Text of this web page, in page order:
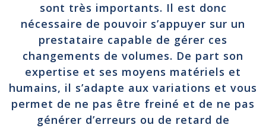
sont très importants. Il est donc
nécessaire de pouvoir s’appuyer sur un
prestataire capable de gérer ces
changements de volumes. De part son
expertise et ses moyens matériels et
humains, il s’adapte aux variations et vous
permet de ne pas être freiné et de ne pas
générer d’erreurs ou de retard de